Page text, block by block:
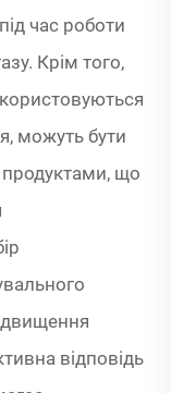
час роботи
Крім того,
можуть бути
що
відповідь